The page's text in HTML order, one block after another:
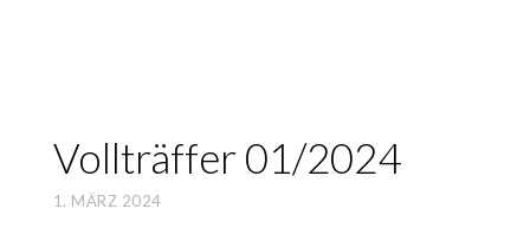
Voll­träf­fer 01/2024
1. MÄRZ 2024